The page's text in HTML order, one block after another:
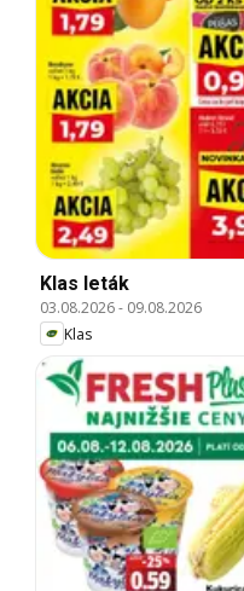
Klas leták
03.08.2026- 09.08.2026
Klas